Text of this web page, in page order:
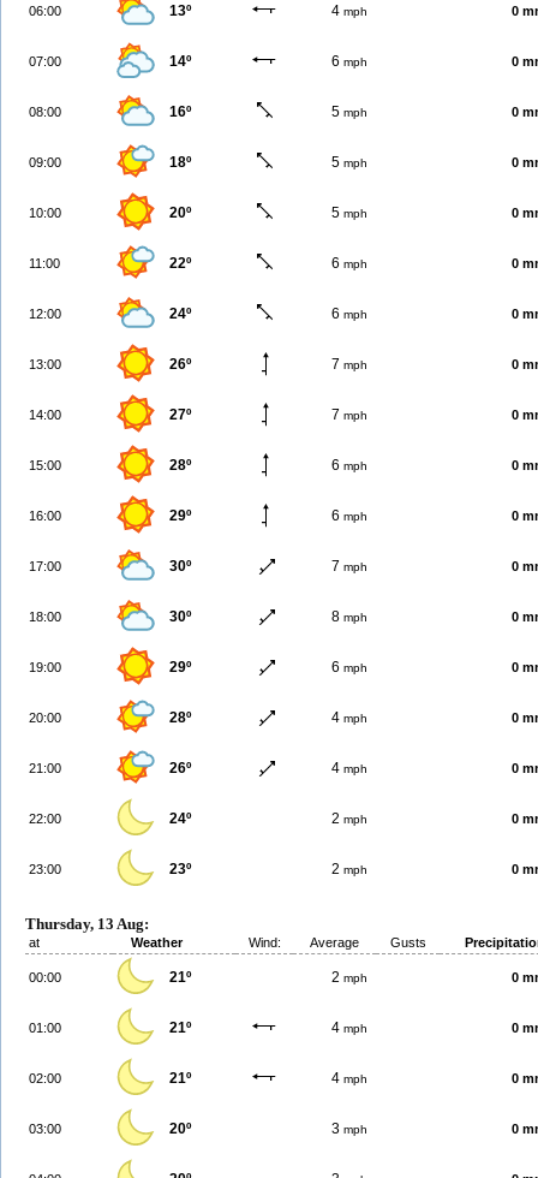
06:00 13º 4 mph 0
07:00 14º 6 mph 0
08:00 16º 5 mph 0
09:00 18º 5 mph 0
10:00 20º 5 mph 0
11:00 22º 6 mph 0
12:00 24º 6 mph 0
13:00 26º 7 mph 0
14:00 27º 7 mph 0
15:00 28º 6 mph 0
16:00 29º 6 mph 0
17:00 30º 7 mph 0
18:00 30º 8 mph 0
19:00 29º 6 mph 0
20:00 28º 4 mph 0
21:00 26º 4 mph 0
22:00 24º 2 mph 0
23:00 23º 2 mph 0
Thursday, 13 Aug:
at Weather Wind: Average Gusts
00:00 21º 2 mph 0
01:00 21º 4 mph 0
02:00 21º 4 mph 0
03:00 20º 3 mph 0